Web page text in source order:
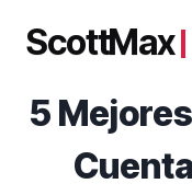
ScottMax
5